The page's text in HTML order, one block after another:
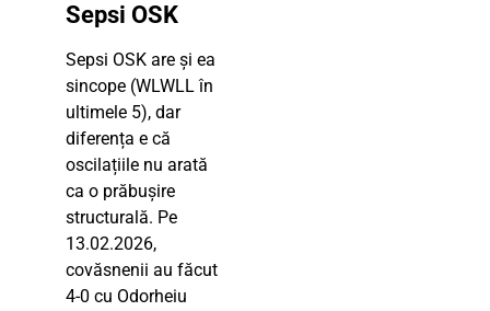
Sepsi OSK
Sepsi OSK are și ea
sincope (WLWLL în
ultimele 5), dar
diferența e că
oscilațiile nu arată
ca o prăbușire
structurală. Pe
13.02.2026,
covăsnenii au făcut
4-0 cu Odorheiu